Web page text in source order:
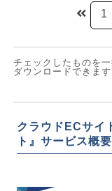
1
チェックしたものを
ダウンロードできます
クラウドECサイ
ト』サービス概